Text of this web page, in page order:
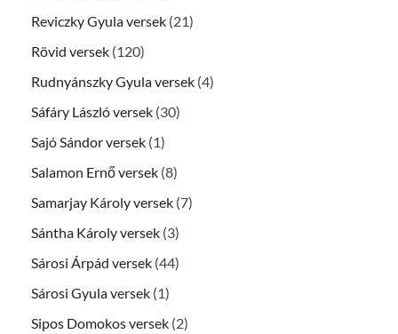
Reviczky Gyula versek (21)
Rövid versek (120)
Rudnyánszky Gyula versek (4)
Sáfáry László versek (30)
Sajó Sándor versek (1)
Salamon Ernő versek (8)
Samarjay Károly versek (7)
Sántha Károly versek (3)
Sárosi Árpád versek (44)
Sárosi Gyula versek (1)
Sipos Domokos versek (2)